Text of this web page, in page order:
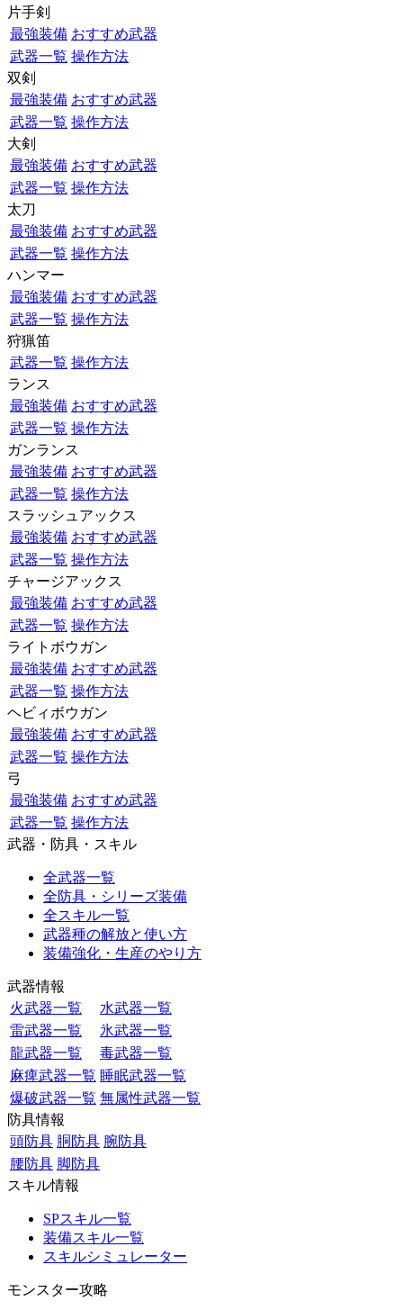
片手剣
最強装備 おすすめ武器
武器一覧 操作方法
双剣
最強装備 おすすめ武器
武器一覧 操作方法
大剣
最強装備 おすすめ武器
武器一覧 操作方法
太刀
最強装備 おすすめ武器
武器一覧 操作方法
ハンマー
最強装備 おすすめ武器
武器一覧 操作方法
狩猟笛
武器一覧 操作方法
ランス
最強装備 おすすめ武器
武器一覧 操作方法
ガンランス
最強装備 おすすめ武器
武器一覧 操作方法
スラッシュアックス
最強装備 おすすめ武器
武器一覧 操作方法
チャージアックス
最強装備 おすすめ武器
武器一覧 操作方法
ライトボウガン
最強装備 おすすめ武器
武器一覧 操作方法
ヘビィボウガン
最強装備 おすすめ武器
武器一覧 操作方法
弓
最強装備 おすすめ武器
武器一覧 操作方法
武器・防具・スキル
全武器一覧
全防具・シリーズ装備
全スキル一覧
武器種の解放と使い方
装備強化・生産のやり方
武器情報
火武器一覧
水武器一覧
雷武器一覧
氷武器一覧
龍武器一覧
毒武器一覧
麻痺武器一覧 睡眠武器一覧
爆破武器一覧 無属性武器一覧
防具情報
頭防具 胴防具 腕防具
腰防具 脚防具
スキル情報
SPスキル一覧
装備スキル一覧
スキルシミュレーター
モンスター攻略